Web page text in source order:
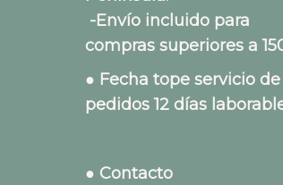
-Envío incluido para
compras superiores a
● Fecha tope servicio de
pedidos 12 días
● Contacto